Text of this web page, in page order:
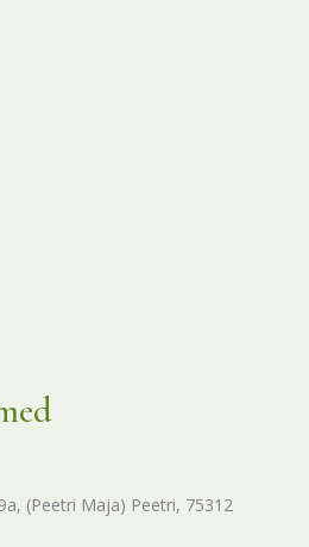
(Peetri Maja) Peetri, 75312